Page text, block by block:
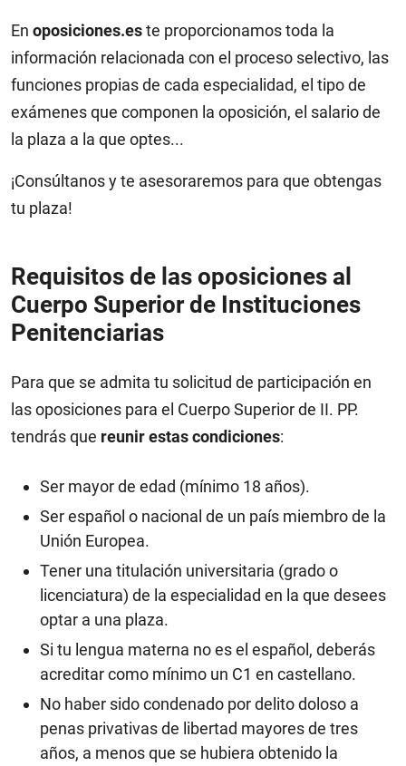
En oposiciones.este proporcionamos toda la
información relacionada con el proceso selectivo, las
funciones propias de cada especialidad, el tipo de
exámenes que componen la oposición, el salario de
la plaza a la que optes...
¡Consúltanos y te asesoraremos para que obtengas
tu plaza!
Requisitos de las oposiciones al
Cuerpo Superior de Instituciones
Penitenciarias
Para que se admita tu solicitud de participación en
las oposiciones para el Cuerpo Superior de II. PP.
tendrás que reunir estas condiciones:
Ser mayor de edad (mínimo 18 años).
Ser español o nacional de un país miembro de la
Unión Europea.
Tener una titulación universitaria (grado o
licenciatura) de la especialidad en la que desees
optar a una plaza.
Si tu lengua materna no es el español, deberás
acreditar como mínimo un C1 en castellano.
No haber sido condenado por delito doloso a
penas privativas de libertad mayores de tres
años, a menos que se hubiera obtenido la